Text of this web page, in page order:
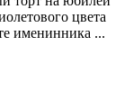
цвета
именинника ...